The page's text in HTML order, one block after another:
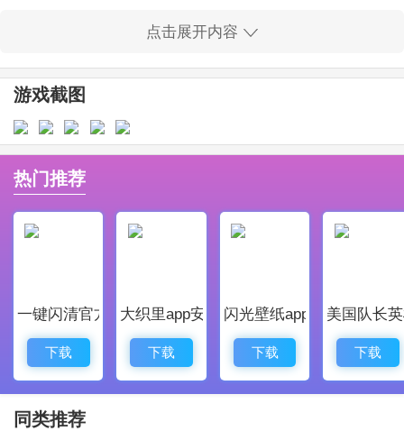
别被柴柴发现游戏简介
《别被柴柴发现》是一款由 20percent 推出的冒险类型
游戏。
在本作中，你是一只小小猫，而后方有一隻柴犭正在找
寻你的踪影，在桌子上利用各种物件小心地前进吧!
别被柴柴发现游戏特色
1.简单易懂的操作,所有按键之上都有相应的图示可使玩
机出现强大boss!
3.憨态可掬的柴犬主角,英姿飒爽的忍者动作,柴犭忍者将
带给你不一样的冒险体验!
4.卡通的3D画面,无论是主角、魔物还是场景都有如是在
点击展开内容
游戏截图
热门推荐
一键闪清官方最新版
下载
大织里app安卓版
下载
闪光壁纸app安卓最新版
下载
美国队长
下载
同类推荐